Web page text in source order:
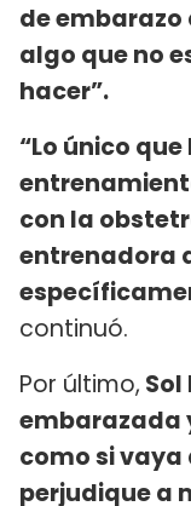
de
algo que no
hacer”.
“Lo único
con la
entrenadora
continuó.
Por último, Sol
embarazada
como si
perjudique a